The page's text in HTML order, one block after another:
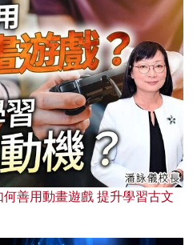
善用動畫遊戲 提升學習古文